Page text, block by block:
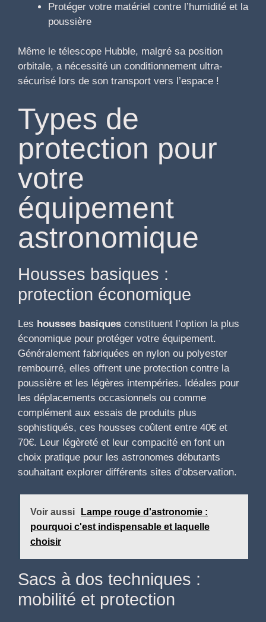
Protéger votre matériel contre l’humidité et la
poussière
Même le télescope Hubble, malgré sa position
orbitale, a nécessité un conditionnement ultra-
sécurisé lors de son transport vers l’espace !
Types de
protection pour
votre
équipement
astronomique
Housses basiques :
protection économique
Les housses basiques constituent l’option la plus
économique pour protéger votre équipement.
Généralement fabriquées en nylon ou polyester
rembourré, elles offrent une protection contre la
poussière et les légères intempéries. Idéales pour
les déplacements occasionnels ou comme
complément aux essais de produits plus
sophistiqués, ces housses coûtent entre 40€ et
70€. Leur légèreté et leur compacité en font un
choix pratique pour les astronomes débutants
souhaitant explorer différents sites d’observation.
Voir aussi
Lampe rouge d'astronomie :
pourquoi c'est indispensable et laquelle
choisir
Sacs à dos techniques :
mobilité et protection